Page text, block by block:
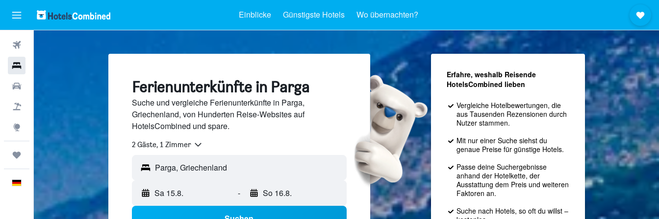
Einblicke Günstigste Hotels Wo übernachten?
Deutsch
Ferienunterkünfte in Parga
Suche und vergleiche Ferienunterkünfte in Parga,
Griechenland, von Hunderten Reise-Websites auf
HotelsCombined und spare.
2 Gäste, 1 Zimmer
Sa 15.8. - So 16.8.
Erfahre, weshalb Reisende
HotelsCombined lieben
Vergleiche Hotelbewertungen, die
aus Tausenden Rezensionen durch
Nutzer stammen.
Mit nur einer Suche siehst du
genaue Preise für günstige Hotels.
Passe deine Suchergebnisse
anhand der Hotelkette, der
Ausstattung dem Preis und weiteren
Faktoren an.
Suche nach Hotels, so oft du willst –